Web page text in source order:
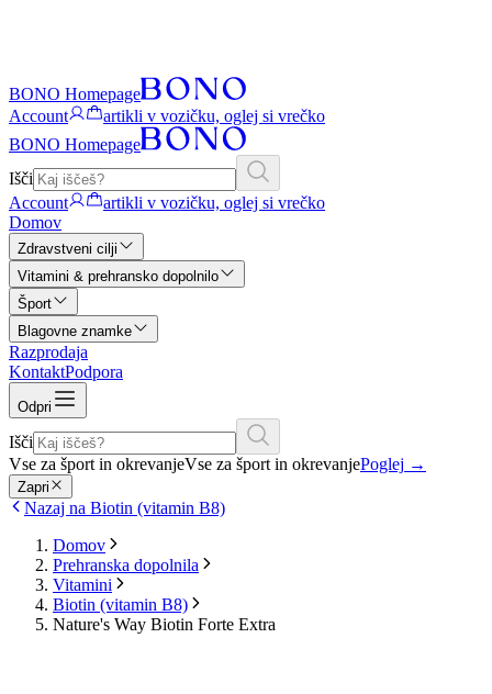
BONO Homepage
Account
artikli v vozičku, oglej si vrečko
BONO Homepage
Išči
Account
artikli v vozičku, oglej si vrečko
Domov
Zdravstveni cilji
Vitamini & prehransko dopolnilo
Šport
Blagovne znamke
Razprodaja
KontaktPodpora
Odpri
Išči
Vse za šport in okrevanjeVse za šport in okrevanjePoglej →
Zapri
Nazaj na Biotin (vitamin B8)
Domov
Prehranska dopolnila
Vitamini
Biotin (vitamin B8)
Nature's Way Biotin Forte Extra